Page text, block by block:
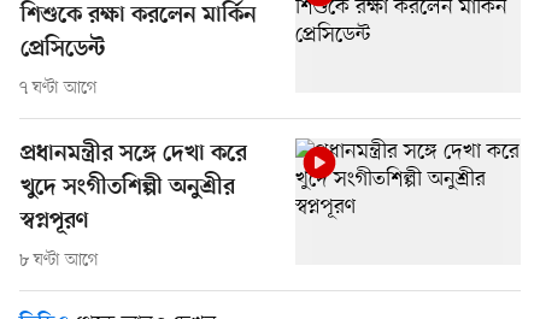
শিশুকে রক্ষা করলেন মার্কিন
প্রেসিডেন্ট
৭ ঘণ্টা আগে
প্রধানমন্ত্রীর সঙ্গে দেখা করে
খুদে সংগীতশিল্পী অনুশ্রীর
স্বপ্নপূরণ
৮ ঘণ্টা আগে